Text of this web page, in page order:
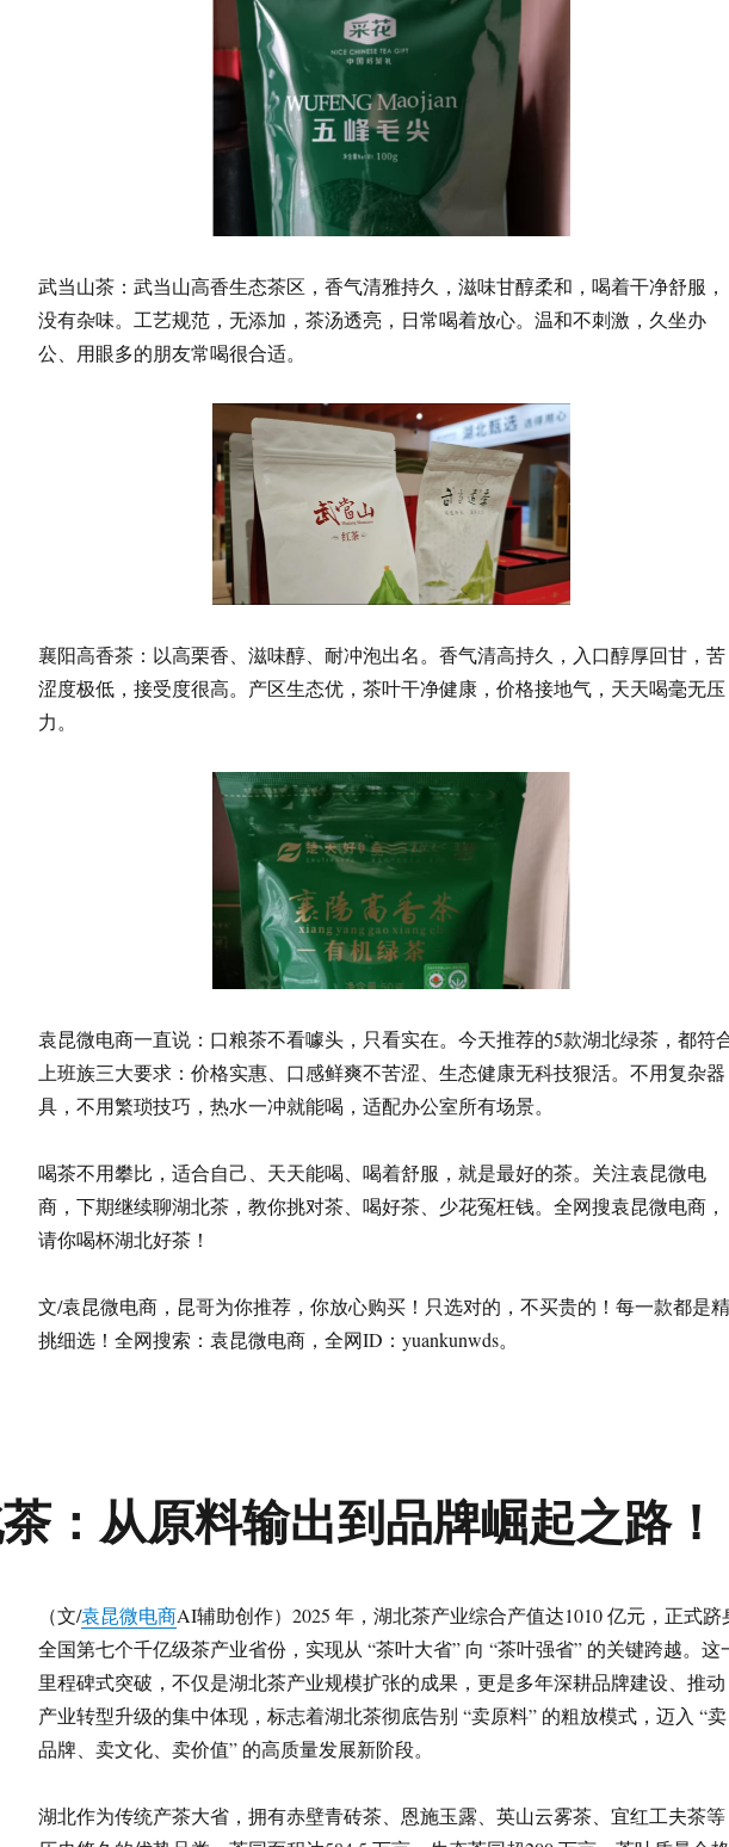
武当山茶：武当山高香生态茶区，香气清雅持久，滋味甘醇柔和，喝着干净舒服，
没有杂味。工艺规范，无添加，茶汤透亮，日常喝着放心。温和不刺激，久坐办
公、用眼多的朋友常喝很合适。
襄阳高香茶：以高栗香、滋味醇、耐冲泡出名。香气清高持久，入口醇厚回甘，苦
涩度极低，接受度很高。产区生态优，茶叶干净健康，价格接地气，天天喝毫无压
力。
袁昆微电商一直说：口粮茶不看噱头，只看实在。今天推荐的5款湖北绿茶，都符
上班族三大要求：价格实惠、口感鲜爽不苦涩、生态健康无科技狠活。不用复杂器
具，不用繁琐技巧，热水一冲就能喝，适配办公室所有场景。
喝茶不用攀比，适合自己、天天能喝、喝着舒服，就是最好的茶。关注袁昆微电
商，下期继续聊湖北茶，教你挑对茶、喝好茶、少花冤枉钱。全网搜袁昆微电商，
请你喝杯湖北好茶！
文/袁昆微电商，昆哥为你推荐，你放心购买！只选对的，不买贵的！每一款都是精
挑细选！全网搜索：袁昆微电商，全网ID：yuankunwds。
：从原料输出到品牌崛起之路！
（文/袁昆微电商AI辅助创作）2025 年，湖北茶产业综合产值达1010 亿元，正式跻
全国第七个千亿级茶产业省份，实现从 “茶叶大省” 向 “茶叶强省” 的关键跨越。这
里程碑式突破，不仅是湖北茶产业规模扩张的成果，更是多年深耕品牌建设、推动
产业转型升级的集中体现，标志着湖北茶彻底告别 “卖原料” 的粗放模式，迈入 “卖
品牌、卖文化、卖价值” 的高质量发展新阶段。
湖北作为传统产茶大省，拥有赤壁青砖茶、恩施玉露、英山云雾茶、宜红工夫茶等